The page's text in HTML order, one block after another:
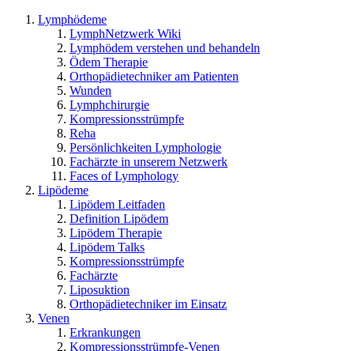
Lymphödeme
LymphNetzwerk Wiki
Lymphödem verstehen und behandeln
Ödem Therapie
Orthopädietechniker am Patienten
Wunden
Lymphchirurgie
Kompressionsstrümpfe
Reha
Persönlichkeiten Lymphologie
Fachärzte in unserem Netzwerk
Faces of Lymphology
Lipödeme
Lipödem Leitfaden
Definition Lipödem
Lipödem Therapie
Lipödem Talks
Kompressionsstrümpfe
Fachärzte
Liposuktion
Orthopädietechniker im Einsatz
Venen
Erkrankungen
Kompressionsstrümpfe-Venen